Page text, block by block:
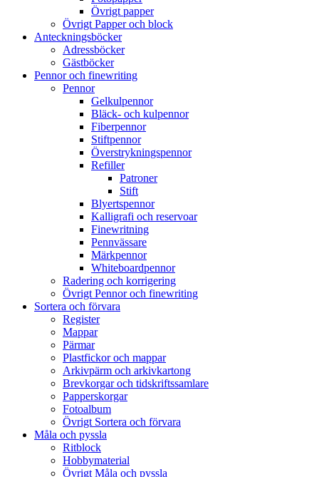
Övrigt papper
Övrigt Papper och block
Anteckningsböcker
Adressböcker
Gästböcker
Pennor och finewriting
Pennor
Gelkulpennor
Bläck- och kulpennor
Fiberpennor
Stiftpennor
Överstrykningspennor
Refiller
Patroner
Stift
Blyertspennor
Kalligrafi och reservoar
Finewritning
Pennvässare
Märkpennor
Whiteboardpennor
Radering och korrigering
Övrigt Pennor och finewriting
Sortera och förvara
Register
Mappar
Pärmar
Plastfickor och mappar
Arkivpärm och arkivkartong
Brevkorgar och tidskriftssamlare
Papperskorgar
Fotoalbum
Övrigt Sortera och förvara
Måla och pyssla
Ritblock
Hobbymaterial
Övrigt Måla och pyssla